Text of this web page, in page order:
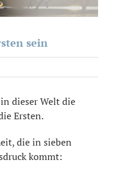
sein
dieser Welt die
Ersten.
die in sieben
kommt: